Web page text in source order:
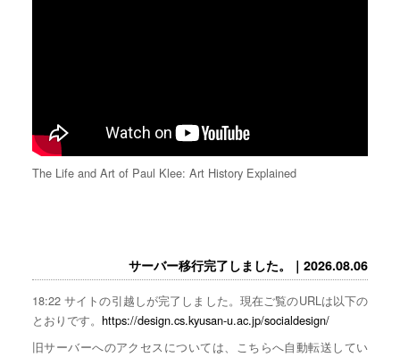
The Life and Art of Paul Klee: Art History Explained
サーバー移行完了しました。｜2026.08.06
18:22 サイトの引越しが完了しました。現在ご覧のURLは以下の
とおりです。 https://design.cs.kyusan-u.ac.jp/socialdesign/
旧サーバーへのアクセスについては、こちらへ自動転送してい